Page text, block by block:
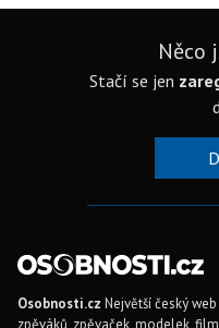
Něco
Stačí se jen
Osobnosti.cz Největší český
zpěváků, zpěvaček, modelek,